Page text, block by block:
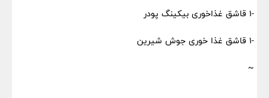
-1 قاشق غذاخوری بیکینگ پودر
-1 قاشق غذا خوری جوش شیرین
~